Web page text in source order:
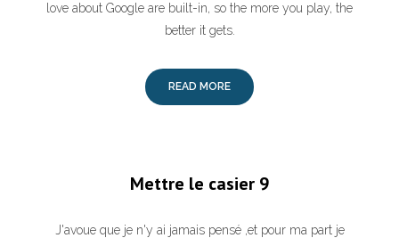
love about Google are built-in, so the more you play, the
better it gets.
READ MORE
Mettre le casier 9
J'avoue que je n'y ai jamais pensé ,et pour ma part je